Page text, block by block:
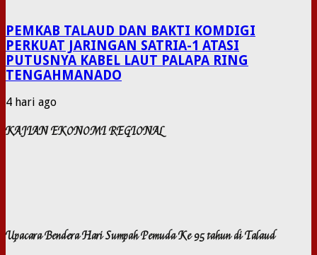
PEMKAB TALAUD DAN BAKTI KOMDIGI
PERKUAT JARINGAN SATRIA-1 ATASI
PUTUSNYA KABEL LAUT PALAPA RING
TENGAHMANADO
4 hari ago
KAJIAN EKONOMI REGIONAL
Upacara Bendera Hari Sumpah Pemuda Ke 95 tahun di Talaud